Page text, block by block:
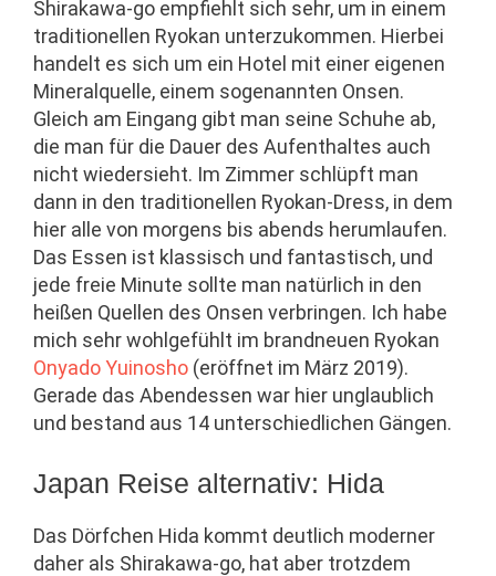
Shirakawa-go empfiehlt sich sehr, um in einem
traditionellen Ryokan unterzukommen. Hierbei
handelt es sich um ein Hotel mit einer eigenen
Mineralquelle, einem sogenannten Onsen.
Gleich am Eingang gibt man seine Schuhe ab,
die man für die Dauer des Aufenthaltes auch
nicht wiedersieht. Im Zimmer schlüpft man
dann in den traditionellen Ryokan-Dress, in dem
hier alle von morgens bis abends herumlaufen.
Das Essen ist klassisch und fantastisch, und
jede freie Minute sollte man natürlich in den
heißen Quellen des Onsen verbringen. Ich habe
mich sehr wohlgefühlt im brandneuen Ryokan
Onyado Yuinosho (eröffnet im März 2019).
Gerade das Abendessen war hier unglaublich
und bestand aus 14 unterschiedlichen Gängen.
Japan Reise alternativ: Hida
Das Dörfchen Hida kommt deutlich moderner
daher als Shirakawa-go, hat aber trotzdem